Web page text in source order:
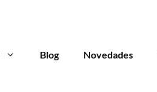
Blog Novedades